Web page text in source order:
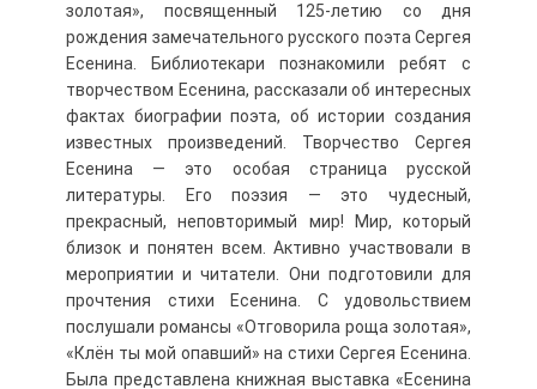
золотая», посвященный 125-летию со дня
рождения замечательного русского поэта Сергея
Есенина. Библиотекари познакомили ребят с
творчеством Есенина, рассказали об интересных
фактах биографии поэта, об истории создания
известных произведений. Творчество Сергея
Есенина — это особая страница русской
литературы. Его поэзия — это чудесный,
прекрасный, неповторимый мир! Мир, который
близок и понятен всем. Активно участвовали в
мероприятии и читатели. Они подготовили для
прочтения стихи Есенина. С удовольствием
послушали романсы «Отговорила роща золотая»,
«Клён ты мой опавший» на стихи Сергея Есенина.
Была представлена книжная выставка «Есенина